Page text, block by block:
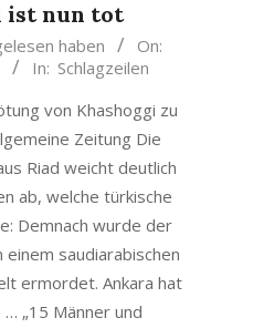
ist nun tot
haben
On:
In: Schlagzeilen
von Khashoggi zu
Zeitung Die
Riad weicht deutlich
ab, welche türkische
Demnach wurde der
saudiarabischen
ermordet. Ankara hat
„15 Männer und